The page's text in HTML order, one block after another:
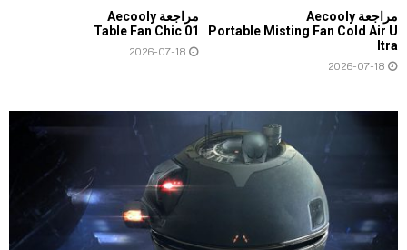
مراجعة Aecooly
Portable Misting Fan Cold Air U
ltra
2026-07-18
مراجعة Aecooly
Table Fan Chic 01
2026-07-18